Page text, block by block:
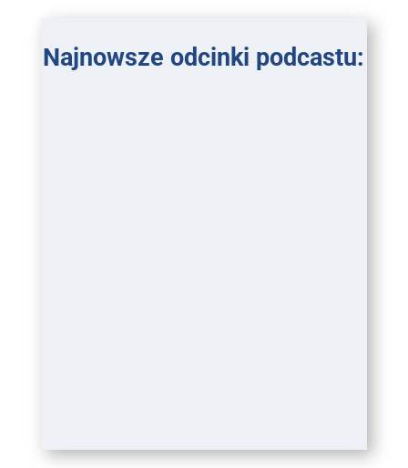
Najnowsze odcinki podcastu: